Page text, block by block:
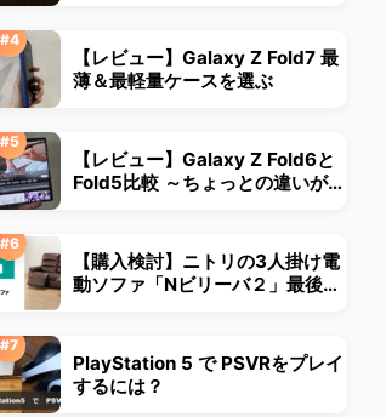
【レビュー】Galaxy Z Fold7 最
薄＆最軽量ケースを選ぶ
【レビュー】Galaxy Z Fold6と
Fold5比較 ～ちょっとの違いが大
【購入検討】ニトリの3人掛け電
動ソファ「Nビリーバ２」最後ま
PlayStation 5 で PSVRをプレイ
するには？